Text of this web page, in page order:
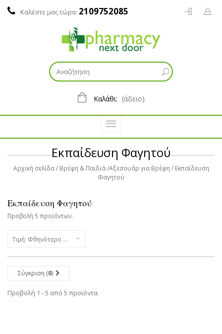
Καλέστε μας τώρα: 2109752085
Καλάθι: (άδειο)
Εκπαίδευση Φαγητού
Αρχική σελίδα Βρέφη & Παιδιά Αξεσουάρ για Βρέφη
Εκπαίδευση
Φαγητού
Εκπαίδευση Φαγητού
Προβολή 5 προϊόντων.
Τιμή: Φθηνότερο πρώτα
Σύγκριση (0)
Προβολή 1 - 5 από 5 προϊόντα